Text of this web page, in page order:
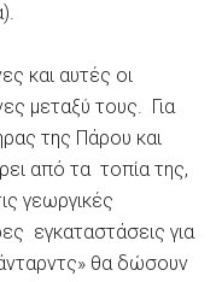
και αυτές οι
μεταξύ τους. Για
της Πάρου και
από τα τοπία της,
γεωργικές
εγκαταστάσεις για
θα δώσουν